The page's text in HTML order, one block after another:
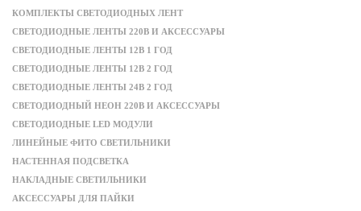
КОМПЛЕКТЫ СВЕТОДИОДНЫХ ЛЕНТ
СВЕТОДИОДНЫЕ ЛЕНТЫ 220В И АКСЕССУАРЫ
СВЕТОДИОДНЫЕ ЛЕНТЫ 12В 1 ГОД
СВЕТОДИОДНЫЕ ЛЕНТЫ 12В 2 ГОД
СВЕТОДИОДНЫЕ ЛЕНТЫ 24В 2 ГОД
СВЕТОДИОДНЫЙ НЕОН 220В И АКСЕССУАРЫ
СВЕТОДИОДНЫЕ LED МОДУЛИ
ЛИНЕЙНЫЕ ФИТО СВЕТИЛЬНИКИ
НАСТЕННАЯ ПОДСВЕТКА
НАКЛАДНЫЕ СВЕТИЛЬНИКИ
АКСЕССУАРЫ ДЛЯ ПАЙКИ